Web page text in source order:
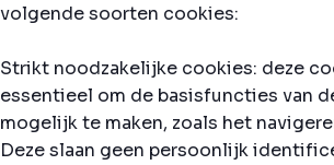
volgende soorten cookies:
Strikt noodzakelijke cookies: deze
essentieel om de basisfuncties van
mogelijk te maken, zoals het
Deze slaan geen persoonlijk